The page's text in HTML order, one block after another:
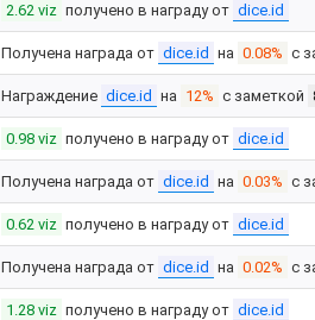
2.62 viz получено в награду от dice.id
Получена награда от dice.id на 0.08% с
Награждение dice.id на 12% с заметкой
0.98 viz получено в награду от dice.id
Получена награда от dice.id на 0.03% с
0.62 viz получено в награду от dice.id
Получена награда от dice.id на 0.02% с
1.28 viz получено в награду от dice.id